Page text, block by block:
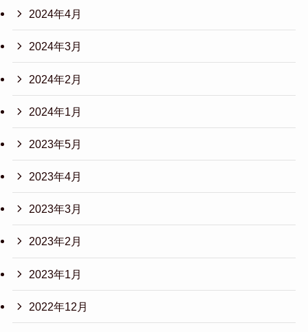
2024年4月
2024年3月
2024年2月
2024年1月
2023年5月
2023年4月
2023年3月
2023年2月
2023年1月
2022年12月